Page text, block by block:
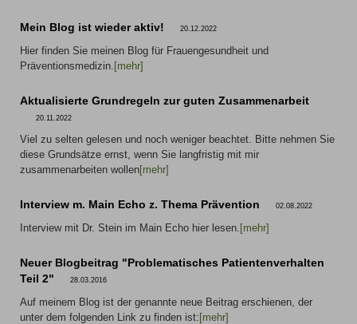
Mein Blog ist wieder aktiv! 20.12.2022
Hier finden Sie meinen Blog für Frauengesundheit und
Präventionsmedizin. [mehr]
Aktualisierte Grundregeln zur guten Zusammenarbeit
20.11.2022
Viel zu selten gelesen und noch weniger beachtet. Bitte nehmen Sie
diese Grundsätze ernst, wenn Sie langfristig mit mir
zusammenarbeiten wollen[mehr]
Interview m. Main Echo z. Thema Prävention 02.08.2022
Interview mit Dr. Stein im Main Echo hier lesen. [mehr]
Neuer Blogbeitrag "Problematisches Patientenverhalten
Teil 2"
28.03.2016
Auf meinem Blog ist der genannte neue Beitrag erschienen, der
unter dem folgenden Link zu finden ist: [mehr]